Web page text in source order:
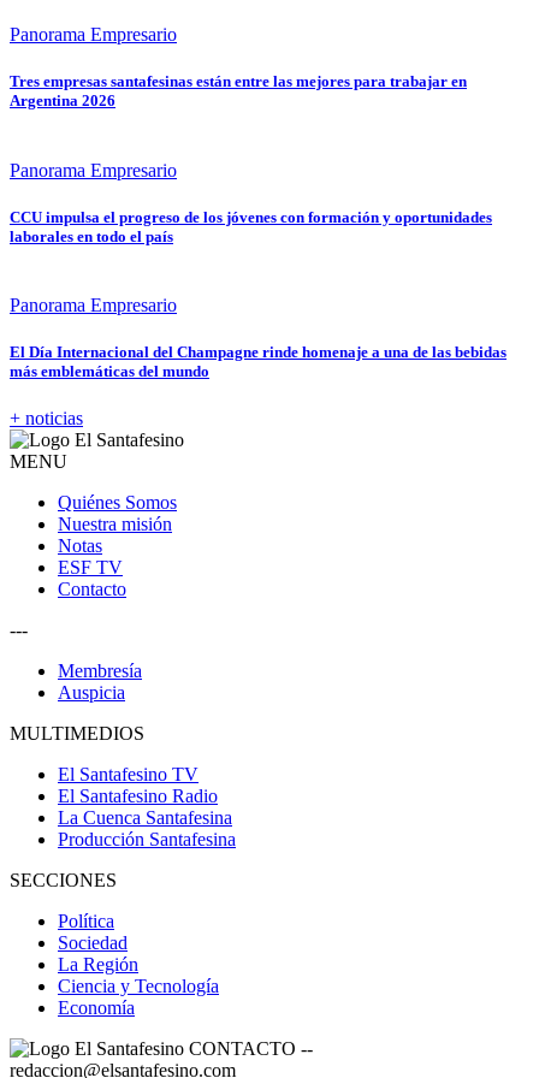
Panorama Empresario
Tres empresas santafesinas están entre las mejores para trabajar en
Argentina 2026
Panorama Empresario
CCU impulsa el progreso de los jóvenes con formación y oportunidades
laborales en todo el país
Panorama Empresario
El Día Internacional del Champagne rinde homenaje a una de las bebidas
más emblemáticas del mundo
+ noticias
MENU
Quiénes Somos
Nuestra misión
Notas
ESF TV
Contacto
---
Membresía
Auspicia
MULTIMEDIOS
El Santafesino TV
El Santafesino Radio
La Cuenca Santafesina
Producción Santafesina
SECCIONES
Política
Sociedad
La Región
Ciencia y Tecnología
Economía
CONTACTO --
redaccion@elsantafesino.com